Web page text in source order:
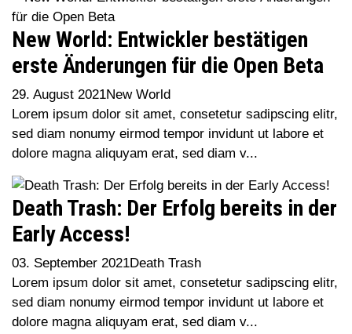
New World: Entwickler bestätigen
erste Änderungen für die Open Beta
29. August 2021New World
Lorem ipsum dolor sit amet, consetetur sadipscing elitr,
sed diam nonumy eirmod tempor invidunt ut labore et
dolore magna aliquyam erat, sed diam v...
Death Trash: Der Erfolg bereits in der
Early Access!
03. September 2021Death Trash
Lorem ipsum dolor sit amet, consetetur sadipscing elitr,
sed diam nonumy eirmod tempor invidunt ut labore et
dolore magna aliquyam erat, sed diam v...